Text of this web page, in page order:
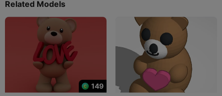
Related Models
149